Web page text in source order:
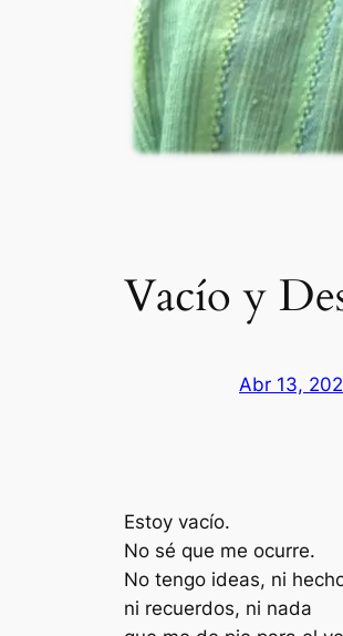
Vacío y
Abr 13,
Estoy vacío.
No sé que me ocurre.
No tengo ideas, ni
ni recuerdos, ni nada